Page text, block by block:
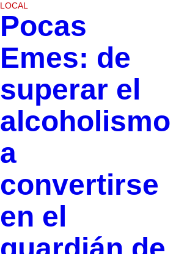
LOCAL
Pocas
Emes: de
superar el
alcoholismo
a
convertirse
en el